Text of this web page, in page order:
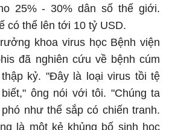
25% - 30% dân số thế giới.
có thể lên tới 10 tỷ USD.
khoa virus học Bệnh viện
đã nghiên cứu về bệnh cúm
kỷ. "Đây là loại virus tồi tệ
ông nói với tôi. "Chúng ta
như thể sắp có chiến tranh.
là một kẻ khủng bố sinh học